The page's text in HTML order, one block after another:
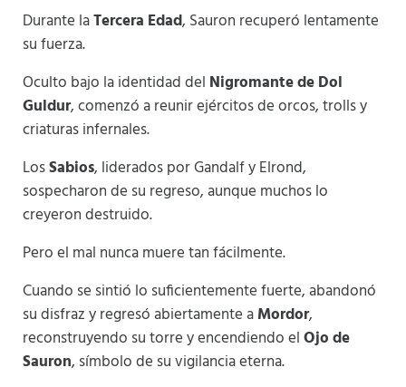
Durante laTercera Edad, Sauron recuperó lentamente
su fuerza.
Oculto bajo la identidad del Nigromante de Dol
Guldur, comenzó a reunir ejércitos de orcos, trolls y
criaturas infernales.
LosSabios, liderados por Gandalf y Elrond,
sospecharon de su regreso, aunque muchos lo
creyeron destruido.
Pero el mal nunca muere tan fácilmente.
Cuando se sintió lo suficientemente fuerte, abandonó
su disfraz y regresó abiertamente aMordor,
reconstruyendo su torre y encendiendo elOjo de
Sauron, símbolo de su vigilancia eterna.